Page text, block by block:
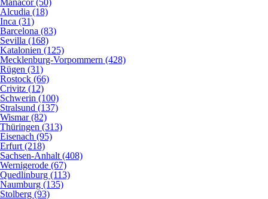
Manacor (50)
Alcudia (18)
Inca (31)
Barcelona (83)
Sevilla (168)
Katalonien (125)
Mecklenburg-Vorpommern (428)
Rügen (31)
Rostock (66)
Crivitz (12)
Schwerin (100)
Stralsund (137)
Wismar (82)
Thüringen (313)
Eisenach (95)
Erfurt (218)
Sachsen-Anhalt (408)
Wernigerode (67)
Quedlinburg (113)
Naumburg (135)
Stolberg (93)